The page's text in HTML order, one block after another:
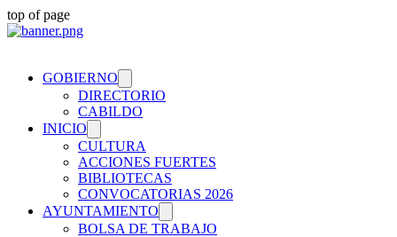
top of page
GOBIERNO
DIRECTORIO
CABILDO
INICIO
CULTURA
ACCIONES FUERTES
BIBLIOTECAS
CONVOCATORIAS 2026
AYUNTAMIENTO
BOLSA DE TRABAJO